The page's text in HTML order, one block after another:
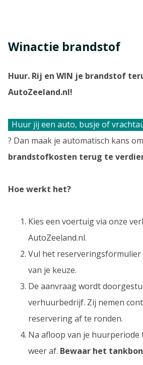
Winactie brandstof
Huur. Rij en WIN je brandstof
AutoZeeland.nl!
Huur jij een auto, busje of
? Dan maak je automatisch kans
brandstofkosten terug te
Hoe werkt het?
Kies een voertuig via onze
AutoZeeland.nl.
Vul het
van je keuze.
De aanvraag wordt
verhuurbedrijf. Zij nemen
reservering af te ronden.
Na afloop van je
weer af. Bewaar het